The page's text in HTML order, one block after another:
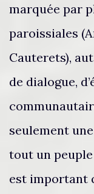
marquée par
paroissiales
Cauterets),
de dialogue,
seulement
tout un peuple
est important